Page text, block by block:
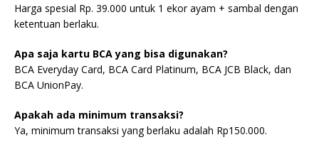
Harga spesial Rp. 39.000 untuk 1 ekor ayam + sambal dengan
ketentuan berlaku.
Apa saja kartu BCA yang bisa digunakan?
BCA Everyday Card, BCA Card Platinum, BCA JCB Black, dan
BCA UnionPay.
Apakah ada minimum transaksi?
Ya, minimum transaksi yang berlaku adalah Rp150.000.